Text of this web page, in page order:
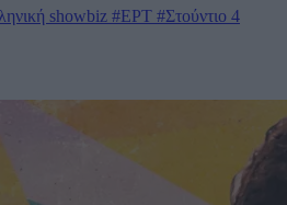
showbiz #ΕΡΤ #Στούντιο 4